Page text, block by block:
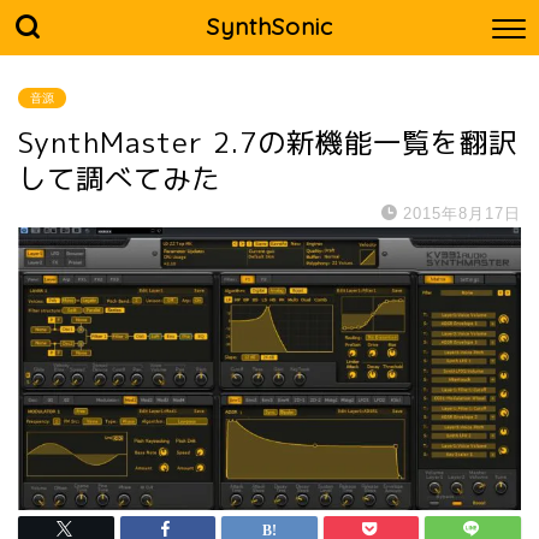
SynthSonic
音源
SynthMaster 2.7の新機能一覧を翻訳
して調べてみた
2015年8月17日